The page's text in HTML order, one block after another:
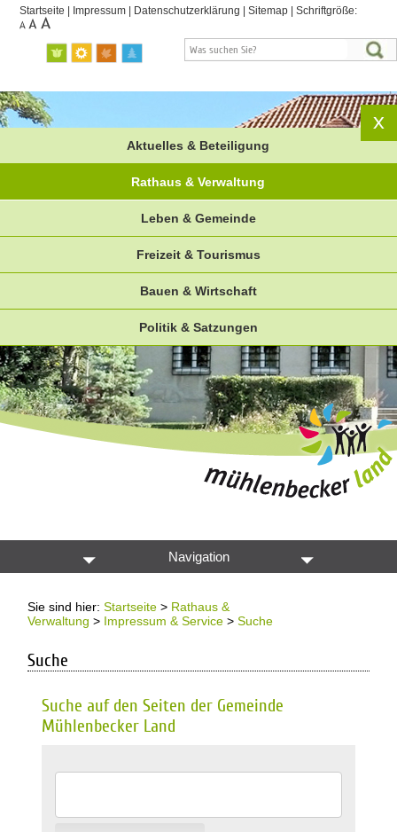
Startseite Impressum Datenschutzerklärung |Sitemap |Schriftgröße:
Aktuelles & Beteiligung
Rathaus & Verwaltung
Leben & Gemeinde
Freizeit & Tourismus
Bauen & Wirtschaft
Politik & Satzungen
Navigation
Sie sind hier:Startseite > Rathaus &
Verwaltung > Impressum & Service >Suche
Suche
Suche auf den Seiten der Gemeinde
Mühlenbecker Land